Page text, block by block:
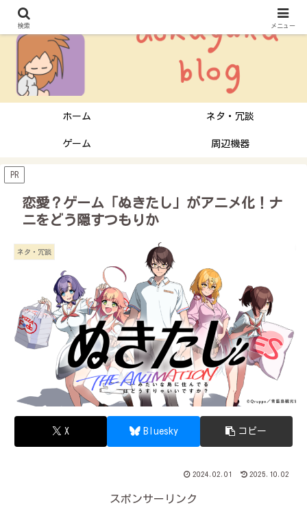
ホーム ネタ・冗談
ゲーム 周辺機器
PR
恋愛？ゲーム「ぬきたし」がアニメ化！ナ
ニをどう隠すつもりか
ネタ・冗談
X Bluesky コピー
2024.02.01 2025.10.02
スポンサーリンク
検索 メニュー